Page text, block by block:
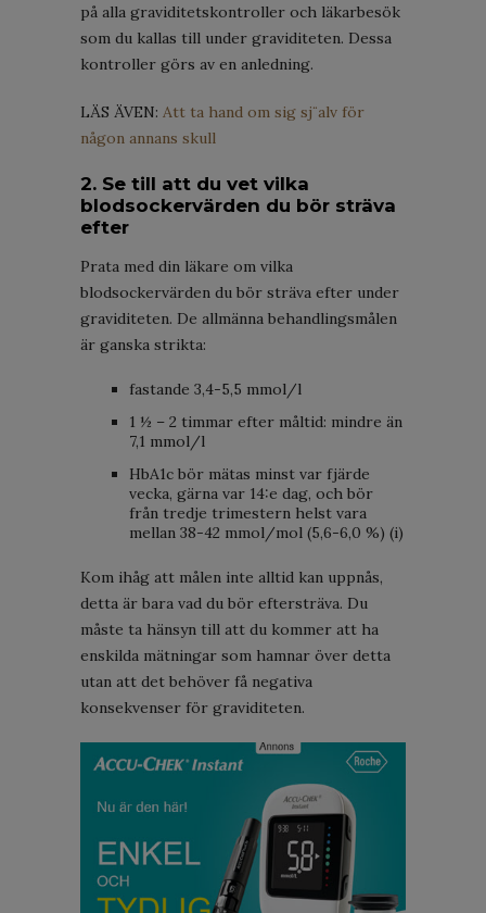
på alla graviditetskontroller och läkarbesök
som du kallas till under graviditeten. Dessa
kontroller görs av en anledning.
LÄS ÄVEN: Att ta hand om sig sj¨alv för
någon annans skull
2. Se till att du vet vilka
blodsockervärden du bör sträva
efter
Prata med din läkare om vilka
blodsockervärden du bör sträva efter under
graviditeten. De allmänna behandlingsmålen
är ganska strikta:
fastande 3,4-5,5 mmol/l
1 ½ – 2 timmar efter måltid: mindre än
7,1 mmol/l
HbA1c bör mätas minst var fjärde
vecka, gärna var 14:e dag, och bör
från tredje trimestern helst vara
mellan 38-42 mmol/mol (5,6-6,0 %) (i)
Kom ihåg att målen inte alltid kan uppnås,
detta är bara vad du bör eftersträva. Du
måste ta hänsyn till att du kommer att ha
enskilda mätningar som hamnar över detta
utan att det behöver få negativa
konsekvenser för graviditeten.